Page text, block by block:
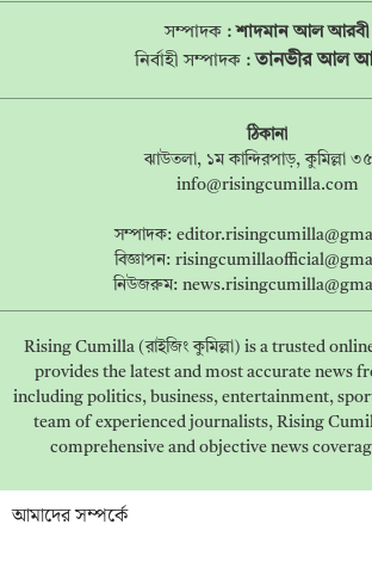
সম্পাদক :শাদমান আল আরবী
নির্বাহী সম্পাদক :তানভীর আল
ঠিকানা
ঝাউতলা, ১ম কান্দিরপাড়, কুমিল্লা
info@risingcumilla.com
সম্পাদক:
বিজ্ঞাপন:
নিউজরুম:
Rising Cumilla (রাইজিং কুমিল্লা) is a trusted
provides the latest and most accurate news
including politics, business, entertainment,
team of experienced journalists, Rising
comprehensive and objective news
আমাদের সম্পর্কে